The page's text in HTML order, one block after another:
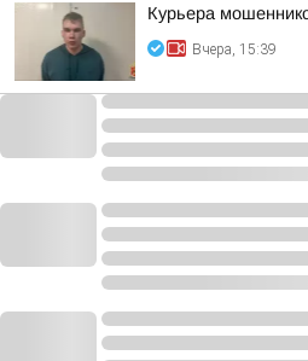
Курьера
Вчера, 15:39